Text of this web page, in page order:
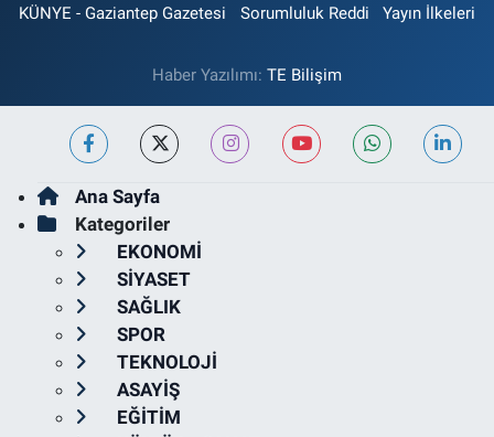
KÜNYE - Gaziantep Gazetesi
Sorumluluk Reddi Yayın İlkeleri
Haber Yazılımı: TE Bilişim
Ana Sayfa
Kategoriler
EKONOMİ
SİYASET
SAĞLIK
SPOR
TEKNOLOJİ
ASAYİŞ
EĞİTİM